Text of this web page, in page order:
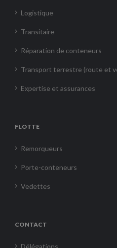
Logistique
Transitaire
Réparation de conteneurs
Transport terrestre (route et
Expertise et assurances
FLOTTE
Remorqueurs
Porte-conteneurs
Vedettes
CONTACT
Délégations